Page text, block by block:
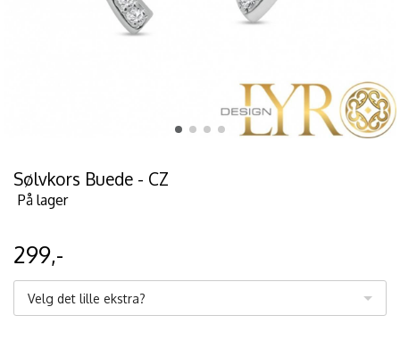
Sølvkors Buede - CZ
På lager
299,-
Velg det lille ekstra?